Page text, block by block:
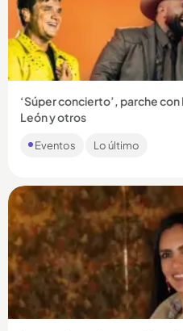
‘Súper concierto’, parche
León y otros
Si usted es de los que le
de todo, el ‘Súper concierto’
Eventos Lo último